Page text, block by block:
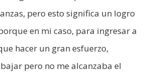
pero esto significa un logro
en mi caso, para ingresar a
hacer un gran esfuerzo,
pero no me alcanzaba el